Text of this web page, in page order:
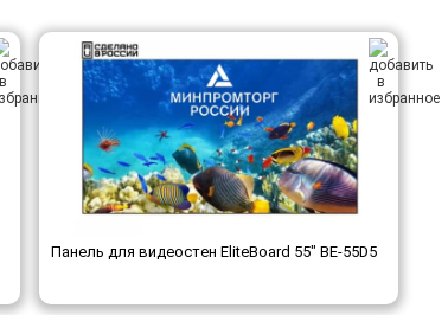
Панель для видеостен EliteBoard 55" BE-55D5